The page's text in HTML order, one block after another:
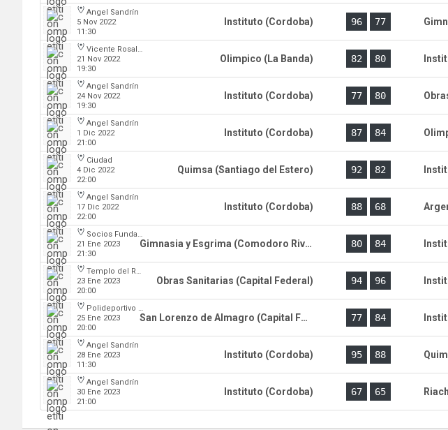
Angel Sandrín
5 Nov 2022
11:30
Instituto (Cordoba) 96 77
Vicente Rosales
21 Nov 2022
19:30
Olimpico (La Banda) 82 80
Angel Sandrín
24 Nov 2022
19:30
Instituto (Cordoba) 77 80
Angel Sandrín
1 Dic 2022
21:00
Instituto (Cordoba) 87 84
Ciudad
4 Dic 2022
22:00
Quimsa (Santiago del Estero) 92 82
Angel Sandrín
17 Dic 2022
22:00
Instituto (Cordoba) 88 68
Socios Fundadores
21 Ene 2023
21:30
Gimnasia y Esgrima (Comodoro Rivadavia) 80 84
Templo del Rock
23 Ene 2023
20:00
Obras Sanitarias (Capital Federal) 94 96
Polideportivo Roberto Pando
25 Ene 2023
20:00
San Lorenzo de Almagro (Capital Federal) 77 84
Angel Sandrín
28 Ene 2023
11:30
Instituto (Cordoba) 95 88
Angel Sandrín
30 Ene 2023
21:00
Instituto (Cordoba) 67 65